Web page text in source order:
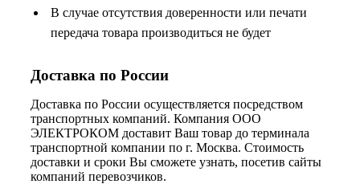
В случае отсутствия доверенности или печати
передача товара производиться не будет
Доставка по России
Доставка по России осуществляется посредством
транспортных компаний. Компания ООО
ЭЛЕКТРОКОМ доставит Ваш товар до терминала
транспортной компании по г. Москва. Стоимость
доставки и сроки Вы сможете узнать, посетив сайты
компаний перевозчиков.